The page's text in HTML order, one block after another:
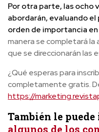
Por otra parte, las ocho
abordarán, evaluando
orden de importancia
manera se completará la
que se direccionarán las
¿Qué esperas para
completamente gratis.
https://
También le
algunos de los